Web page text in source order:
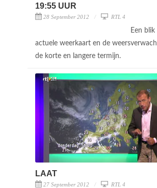
19:55 UUR
28 September 2012 RTL 4
Een
actuele weerkaart en de
de korte en langere termijn.
LAAT
27 September 2012 RTL 4